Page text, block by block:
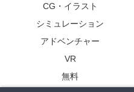
CG・イラスト
シミュレーション
アドベンチャー
VR
無料